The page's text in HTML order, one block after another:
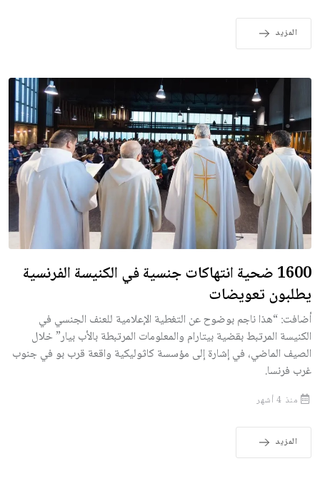
المزيد
1600 ضحية انتهاكات جنسية في الكنيسة الفرنسية
يطلبون تعويضات
أضافت: “هذا ناجم بوضوح عن التغطية الإعلامية للعنف الجنسي في
الكنيسة المرتبط بقضية بيتارام والمعلومات المرتبطة بالأب بيار” خلال
الصيف الماضي، في إشارة إلى مؤسسة كاثوليكية واقعة قرب بو في جنوب
غرب فرنسا.
منذ 4 أشهر
المزيد